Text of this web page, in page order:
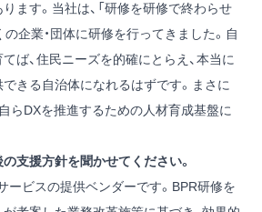
ます。当社は、「研修を研修で終わらせ
の企業・団体に研修を行ってきました。自
ば、住民ニーズを的確にとらえ、本当に
きる自治体になれるはずです。まさに
らDXを推進するための人材育成基盤に
支援方針を聞かせてください。
ービスの提供ベンダーです。BPR研修を